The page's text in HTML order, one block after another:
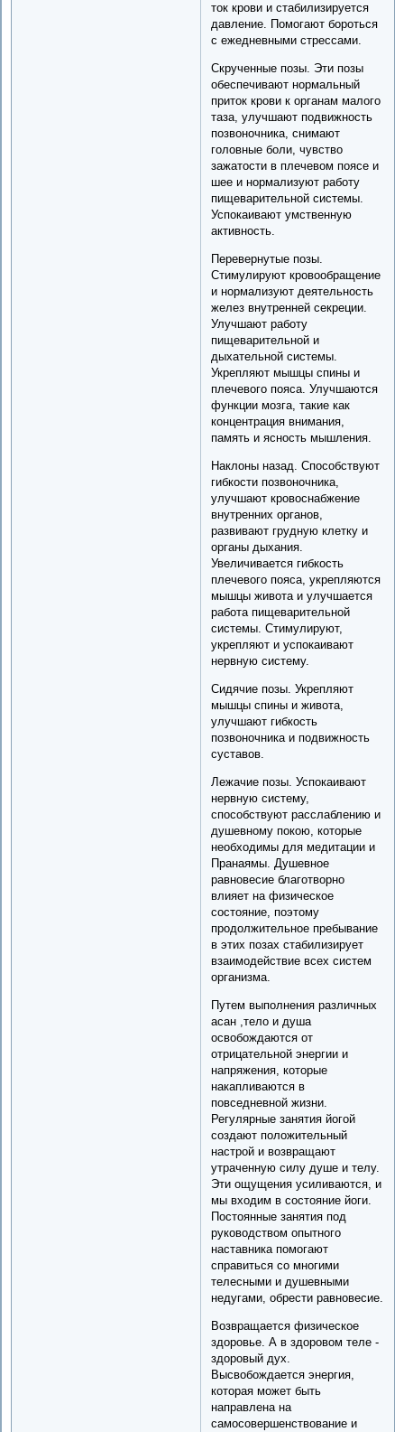
ток крови и стабилизируется
давление. Помогают бороться
с ежедневными стрессами.
Скрученные позы. Эти позы
обеспечивают нормальный
приток крови к органам малого
таза, улучшают подвижность
позвоночника, снимают
головные боли, чувство
зажатости в плечевом поясе и
шее и нормализуют работу
пищеварительной системы.
Успокаивают умственную
активность.
Перевернутые позы.
Стимулируют кровообращение
и нормализуют деятельность
желез внутренней секреции.
Улучшают работу
пищеварительной и
дыхательной системы.
Укрепляют мышцы спины и
плечевого пояса. Улучшаются
функции мозга, такие как
концентрация внимания,
память и ясность мышления.
Наклоны назад. Способствуют
гибкости позвоночника,
улучшают кровоснабжение
внутренних органов,
развивают грудную клетку и
органы дыхания.
Увеличивается гибкость
плечевого пояса, укрепляются
мышцы живота и улучшается
работа пищеварительной
системы. Стимулируют,
укрепляют и успокаивают
нервную систему.
Сидячие позы. Укрепляют
мышцы спины и живота,
улучшают гибкость
позвоночника и подвижность
суставов.
Лежачие позы. Успокаивают
нервную систему,
способствуют расслаблению и
душевному покою, которые
необходимы для медитации и
Пранаямы. Душевное
равновесие благотворно
влияет на физическое
состояние, поэтому
продолжительное пребывание
в этих позах стабилизирует
взаимодействие всех систем
организма.
Путем выполнения различных
асан ,тело и душа
освобождаются от
отрицательной энергии и
напряжения, которые
накапливаются в
повседневной жизни.
Регулярные занятия йогой
создают положительный
настрой и возвращают
утраченную силу душе и телу.
Эти ощущения усиливаются, и
мы входим в состояние йоги.
Постоянные занятия под
руководством опытного
наставника помогают
справиться со многими
телесными и душевными
недугами, обрести равновесие.
Возвращается физическое
здоровье. А в здоровом теле -
здоровый дух.
Высвобождается энергия,
которая может быть
направлена на
самосовершенствование и